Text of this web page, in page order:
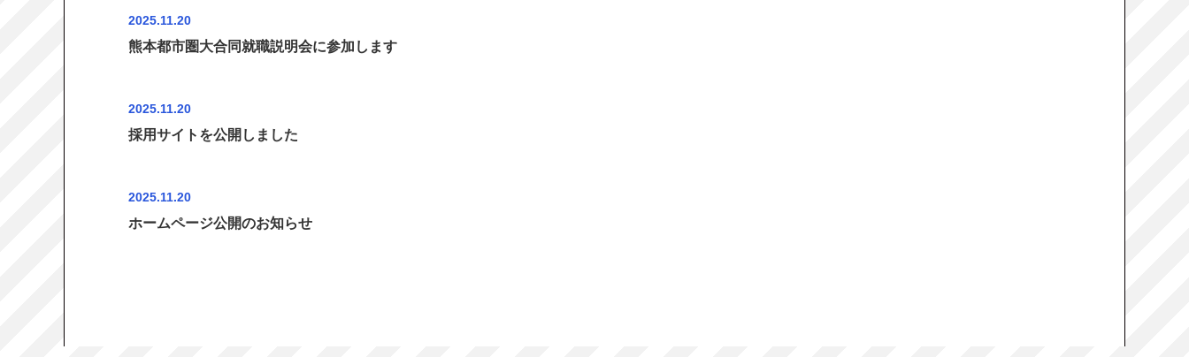
2025.11.20
熊本都市圏大合同就職説明会に参加します
2025.11.20
採用サイトを公開しました
2025.11.20
ホームページ公開のお知らせ